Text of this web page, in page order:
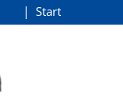
Start